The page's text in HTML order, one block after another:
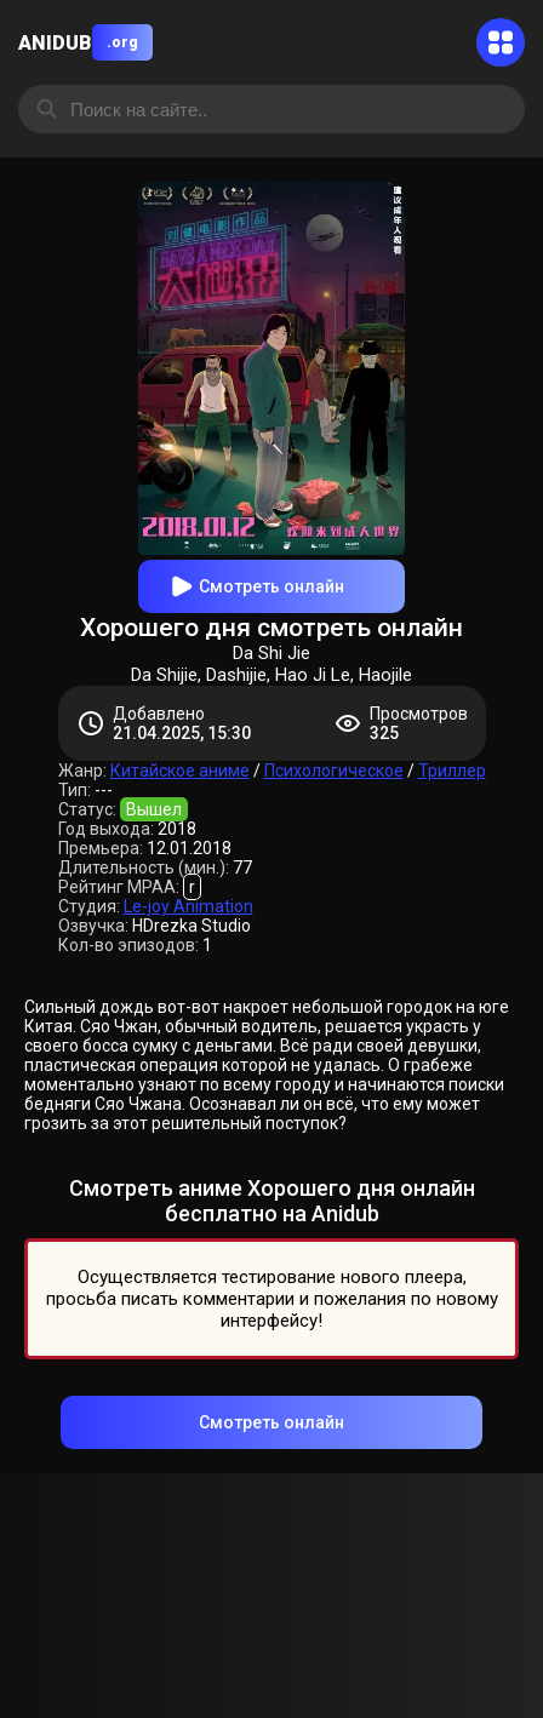
ANIDUB .org
Смотреть онлайн
Хорошего дня смотреть онлайн
Da Shi Jie
Da Shijie, Dashijie, Hao Ji Le, Haojile
Добавлено
21.04.2025, 15:30
Просмотров
325
Жанр: Китайское аниме / Психологическое /Триллер
Тип: ---
Статус:
Вышел
Год выхода: 2018
Премьера: 12.01.2018
Длительность (мин.): 77
Рейтинг MPAA: r
Студия: Le-joy Animation
Озвучка: HDrezka Studio
Кол-во эпизодов: 1
Сильный дождь вот-вот накроет небольшой городок на юге
Китая. Сяо Чжан, обычный водитель, решается украсть у
своего босса сумку с деньгами. Всё ради своей девушки,
пластическая операция которой не удалась. О грабеже
моментально узнают по всему городу и начинаются поиски
бедняги Сяо Чжана. Осознавал ли он всё, что ему может
грозить за этот решительный поступок?
Смотреть аниме Хорошего дня онлайн
бесплатно на Anidub
Осуществляется тестирование нового плеера,
просьба писать комментарии и пожелания по новому
интерфейсу!
Смотреть онлайн